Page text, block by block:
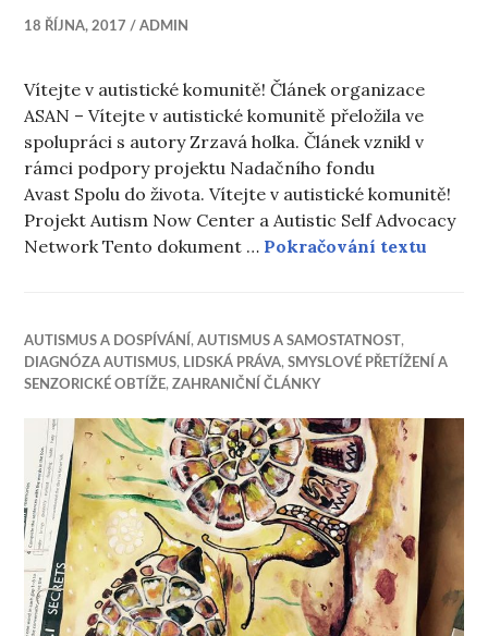
18 ŘÍJNA, 2017 ADMIN
Vítejte v autistické komunitě! Článek organizace
ASAN – Vítejte v autistické komunitě přeložila ve
spolupráci s autory Zrzavá holka. Článek vznikl v
rámci podpory projektu Nadačního fondu
Avast Spolu do života. Vítejte v autistické komunitě!
Projekt Autism Now Center a Autistic Self Advocacy
Network Tento dokument … Pokračování textu
AUTISMUS A DOSPÍVÁNÍ ,AUTISMUS A SAMOSTATNOST,
DIAGNÓZA AUTISMUS, LIDSKÁ PRÁVA,SMYSLOVÉ PŘETÍŽENÍ A
SENZORICKÉ OBTÍŽE,ZAHRANIČNÍ ČLÁNKY